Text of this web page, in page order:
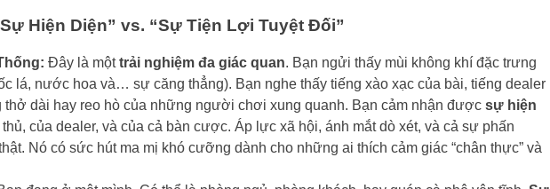
Hiện Diện” vs. “Sự Tiện Lợi Tuyệt Đối”
Đây là mộttrải nghiệm đa giác quan. Bạn ngửi thấy mùi không khí đặc trưng
lá, nước hoa và… sự căng thẳng). Bạn nghe thấy tiếng xào xạc của bài, tiếng dealer
thở dài hay reo hò của những người chơi xung quanh. Bạn cảm nhận được sự hiện
của dealer, và của cả bàn cược. Áp lực xã hội, ánh mắt dò xét, và cả sự phấn
Nó có sức hút ma mị khó cưỡng dành cho những ai thích cảm giác “chân thực” và